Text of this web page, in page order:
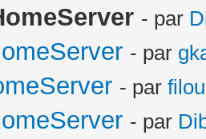
- par
- par
- par
- par